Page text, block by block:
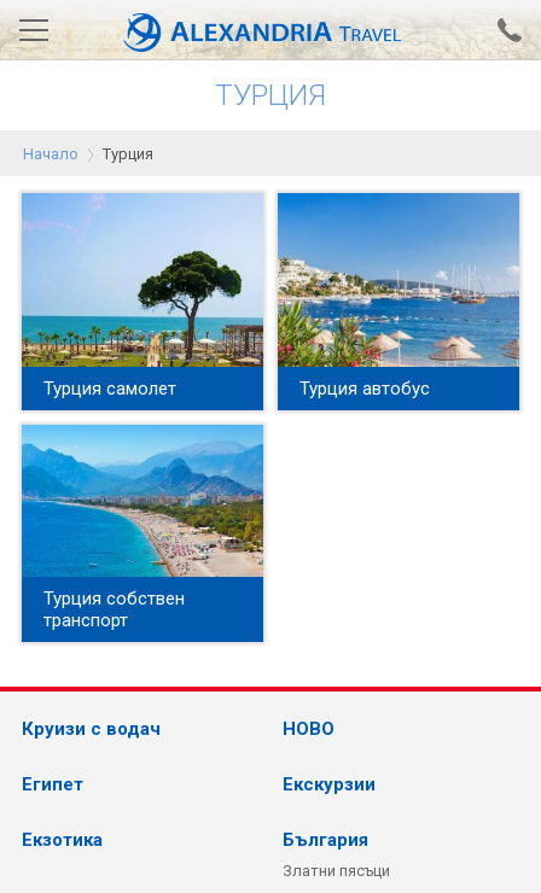
Проверка на резервация
АЛЕКСАНДРИЯ хотели
Гърция
Египет
Екскурзии
0700 18 308
ТУРЦИЯ
Начало Турция
Турция самолет Турция автобус
Турция собствен
транспорт
Круизи с водач НОВО
Египет Екскурзии
Екзотика България
Златни пясъци